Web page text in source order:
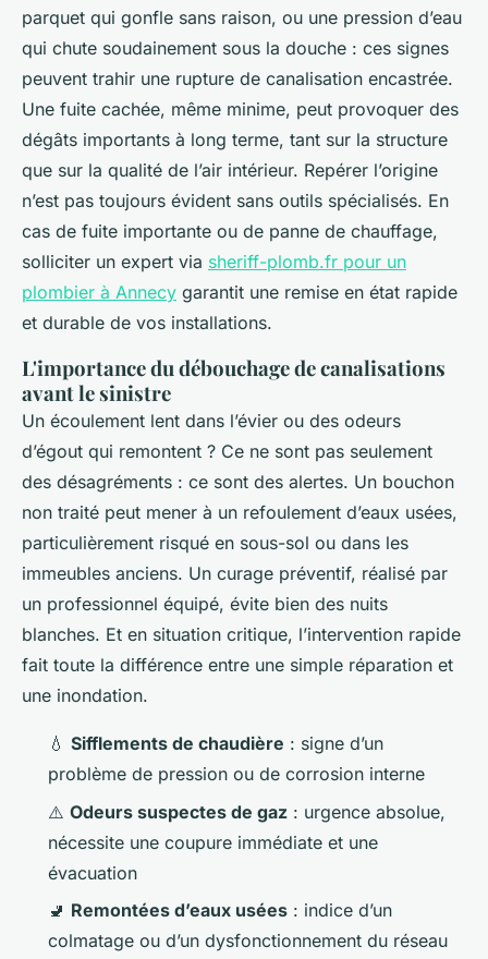
parquet qui gonfle sans raison, ou une pression d’eau
qui chute soudainement sous la douche : ces signes
peuvent trahir une rupture de canalisation encastrée.
Une fuite cachée, même minime, peut provoquer des
dégâts importants à long terme, tant sur la structure
que sur la qualité de l’air intérieur. Repérer l’origine
n’est pas toujours évident sans outils spécialisés. En
cas de fuite importante ou de panne de chauffage,
solliciter un expert via sheriff-plomb.fr pour un
plombier à Annecy garantit une remise en état rapide
et durable de vos installations.
L'importance du débouchage de canalisations
avant le sinistre
Un écoulement lent dans l’évier ou des odeurs
d’égout qui remontent ? Ce ne sont pas seulement
des désagréments : ce sont des alertes. Un bouchon
non traité peut mener à un refoulement d’eaux usées,
particulièrement risqué en sous-sol ou dans les
immeubles anciens. Un curage préventif, réalisé par
un professionnel équipé, évite bien des nuits
blanches. Et en situation critique, l’intervention rapide
fait toute la différence entre une simple réparation et
une inondation.
💧 Sifflements de chaudière : signe d’un
problème de pression ou de corrosion interne
⚠️ Odeurs suspectes de gaz : urgence absolue,
nécessite une coupure immédiate et une
évacuation
🚽 Remontées d’eaux usées : indice d’un
colmatage ou d’un dysfonctionnement du réseau